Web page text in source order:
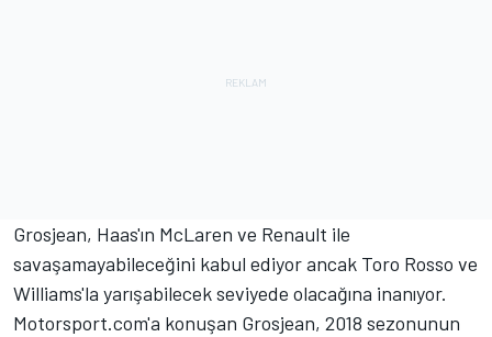
Grosjean, Haas'ın McLaren ve Renault ile
savaşamayabileceğini kabul ediyor ancak Toro Rosso ve
Williams'la yarışabilecek seviyede olacağına inanıyor.
Motorsport.com'a konuşan Grosjean, 2018 sezonunun